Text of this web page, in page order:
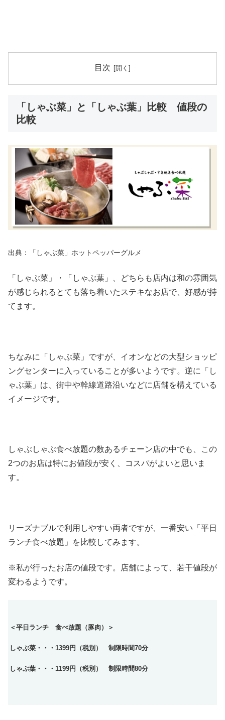
目次
「しゃぶ菜」と「しゃぶ葉」比較 値段の
比較
出典：「しゃぶ菜」ホットペッパーグルメ
「しゃぶ菜」・「しゃぶ葉」、どちらも店内は和の雰囲気
が感じられるとても落ち着いたステキなお店で、好感が持
てます。
ちなみに「しゃぶ菜」ですが、イオンなどの大型ショッピ
ングセンターに入っていることが多いようです。逆に「し
ゃぶ葉」は、街中や幹線道路沿いなどに店舗を構えている
イメージです。
しゃぶしゃぶ食べ放題の数あるチェーン店の中でも、この
2つのお店は特にお値段が安く、コスパがよいと思いま
す。
リーズナブルで利用しやすい両者ですが、一番安い「平日
ランチ食べ放題」を比較してみます。
※私が行ったお店の値段です。店舗によって、若干値段が
変わるようです。
＜平日ランチ 食べ放題（豚肉）＞
しゃぶ菜・・・1399円（税別） 制限時間70分
しゃぶ葉・・・1199円（税別） 制限時間80分